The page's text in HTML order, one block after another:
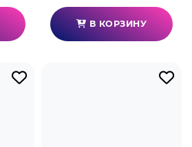
В КОРЗИНУ